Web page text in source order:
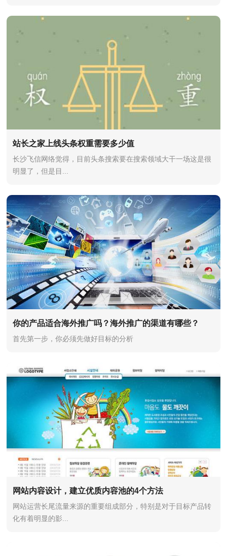
站长之家上线头条权重需要多少值
长沙飞信网络觉得，目前头条搜索要在搜索领域大干一场这是很
明显了，但是目...
你的产品适合海外推广吗？海外推广的渠道有哪些？
首先第一步，你必须先做好目标的分析
网站内容设计，建立优质内容池的4个方法
网站运营长尾流量来源的重要组成部分，特别是对于目标产品转
化有着明显的影...